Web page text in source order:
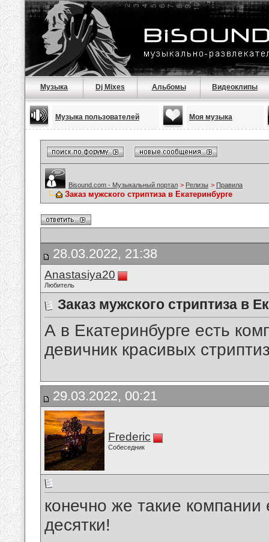
Музыка Dj Mixes Альбомы Видеоклипы
Музыка пользователей Моя музыка
Bisound.com - Музыкальный портал > Релизы > Правила
Заказ мужского стриптиза в Екатеринбурге
28.03.2022, 21:38
Anastasiya20
Любитель
Заказ мужского стриптиза в
А в Екатеринбурге есть
девичник красивых
29.03.2022, 00:21
Frederic
Собеседник
конечно же такие
десятки!